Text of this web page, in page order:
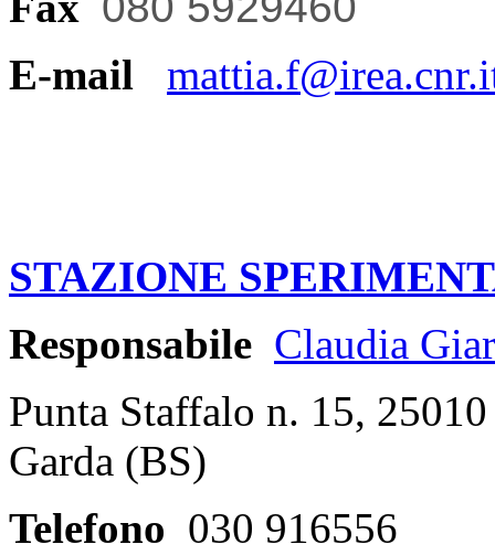
E-mail
STAZIONE
Responsabile Claudia
Punta Staffalo n. 15,
Garda (BS)
Telefono 030 916556